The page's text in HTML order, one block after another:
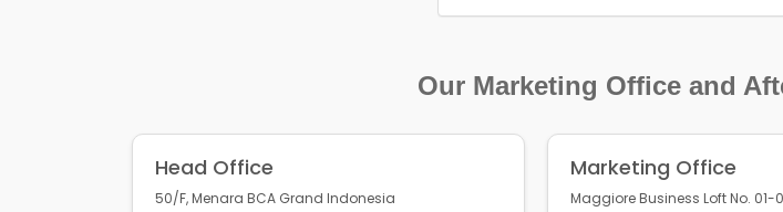
Our Marketing Office and
Head Office
50/F, Menara BCA Grand Indonesia
Marketing Office
Maggiore Business Loft No. 01-